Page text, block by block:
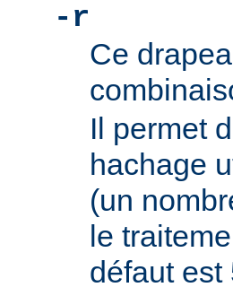
-r
Ce
Il permet
hachage
(un
le
défaut est